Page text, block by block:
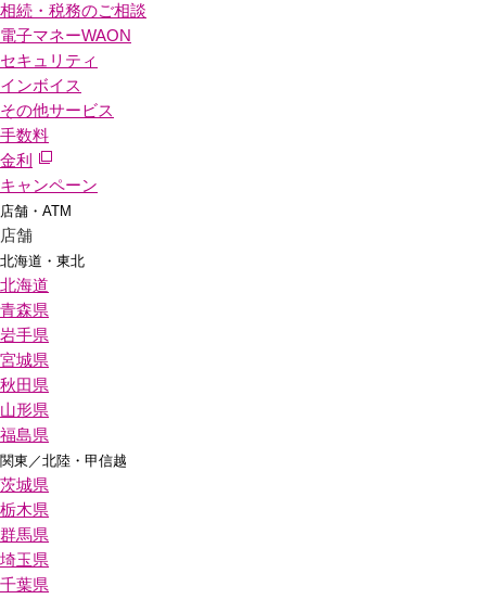
相続・税務のご相談
電子マネーWAON
セキュリティ
インボイス
その他サービス
手数料
金利
キャンペーン
店舗・ATM
店舗
北海道・東北
北海道
青森県
岩手県
宮城県
秋田県
山形県
福島県
関東／北陸・甲信越
茨城県
栃木県
群馬県
埼玉県
千葉県